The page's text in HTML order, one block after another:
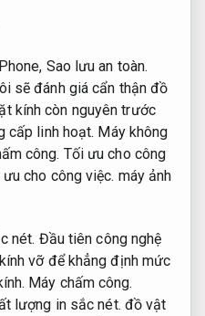
Sao lưu an toàn.
sẽ đánh giá cẩn thận đồ
kính còn nguyên trước
cấp linh hoạt. Máy không
công. Tối ưu cho công
cho công việc. máy ảnh
nét. Đầu tiên công nghệ
vỡ để khẳng định mức
Máy chấm công.
lượng in sắc nét. đồ vật